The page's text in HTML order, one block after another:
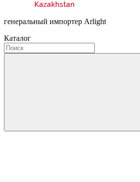
генеральный импортер Arlight
Каталог